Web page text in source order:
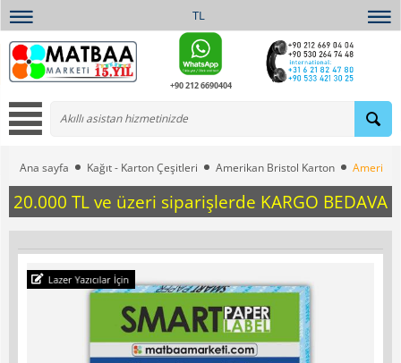
TL
+90 212 6690404
Ana sayfa Kağıt - Karton Çeşitleri Amerikan Bristol Karton
20.000 TL ve üzeri siparişlerde KARGO BEDAVA
Lazer Yazıcılar İçin